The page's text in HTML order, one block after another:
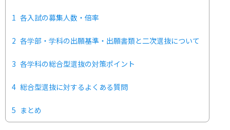
1 各入試の募集人数・倍率
2 各学部・学科の出願基準・出願書類と二次選抜について
3 各学科の総合型選抜の対策ポイント
4 総合型選抜に対するよくある質問
5 まとめ